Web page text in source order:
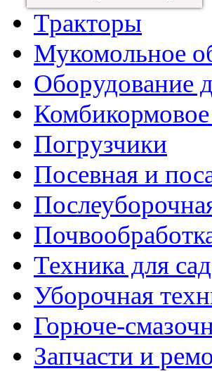
Тракторы
Мукомольное
Оборудование
Погрузчики
Посевная и
Техника для
Уборочная
Горюче-
Запчасти и